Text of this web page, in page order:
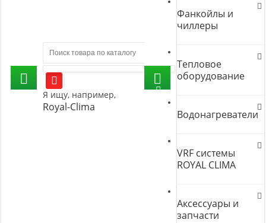
Я ищу, например,
Royal-Clima
Фанкойлы и
чиллеры
Тепловое
оборудование
Водонагреватели
VRF системы
ROYAL CLIMA
Аксессуары и
запчасти